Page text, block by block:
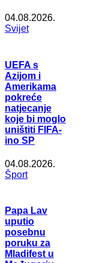
04.08.2026.
Svijet
UEFA s
Azijom i
Amerikama
pokreće
natjecanje
koje bi moglo
uništiti FIFA-
ino SP
04.08.2026.
Šport
Papa Lav
uputio
posebnu
poruku za
Mladifest u